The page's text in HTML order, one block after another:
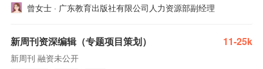
曾女士 · 广东教育出版社有限公司人力资源部副经理
新周刊资深编辑（专题项目策划） 11-25k
新周刊 融资未公开